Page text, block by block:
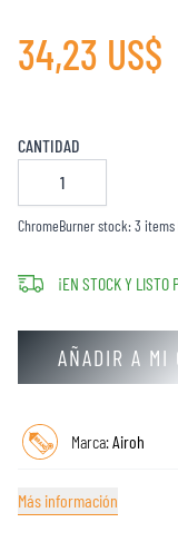
34,23 US$
CANTIDAD
ChromeBurner stock: 3
¡EN STOCK Y LISTO
AÑADIR A MI
Marca:Airoh
Más información